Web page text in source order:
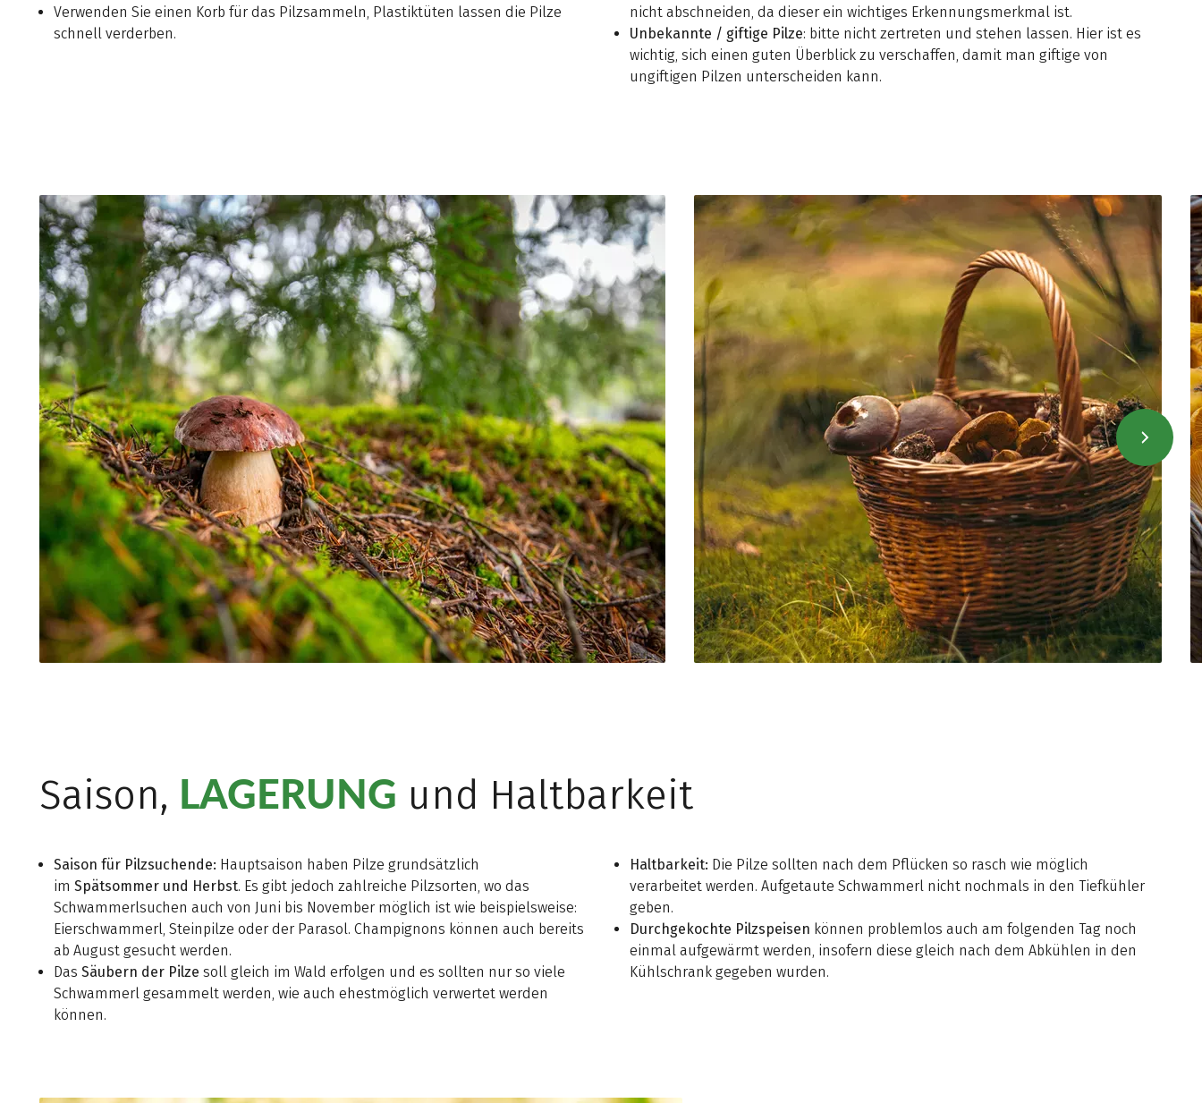
Verwenden Sie einen Korb für das Pilzsammeln, Plastiktüten lassen die Pilze
schnell verderben.
nicht abschneiden, da dieser ein wichtiges Erkennungsmerkmal ist.
Unbekannte / giftige Pilze: bitte nicht zertreten und stehen lassen. Hier ist es
wichtig, sich einen guten Überblick zu verschaffen, damit man giftige von
ungiftigen Pilzen unterscheiden kann.
Saison, LAGERUNG und Haltbarkeit
Saison für Pilzsuchende: Hauptsaison haben Pilze grundsätzlich
im Spätsommer und Herbst. Es gibt jedoch zahlreiche Pilzsorten, wo das
Schwammerlsuchen auch von Juni bis November möglich ist wie beispielsweise:
Eierschwammerl, Steinpilze oder der Parasol. Champignons können auch bereits
ab August gesucht werden.
Das Säubern der Pilze soll gleich im Wald erfolgen und es sollten nur so viele
Schwammerl gesammelt werden, wie auch ehestmöglich verwertet werden
können.
Haltbarkeit: Die Pilze sollten nach dem Pflücken so rasch wie möglich
verarbeitet werden. Aufgetaute Schwammerl nicht nochmals in den Tiefkühler
geben.
Durchgekochte Pilzspeisen können problemlos auch am folgenden Tag noch
einmal aufgewärmt werden, insofern diese gleich nach dem Abkühlen in den
Kühlschrank gegeben wurden.